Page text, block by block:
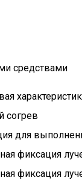
средствами
согрев
для
фиксация
фиксация